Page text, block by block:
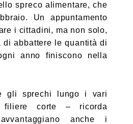
spreco alimentare, che
Un appuntamento
i cittadini, ma non solo,
di abbattere le quantità di
anno finiscono nella
gli sprechi lungo i vari
filiere corte – ricorda
anche i